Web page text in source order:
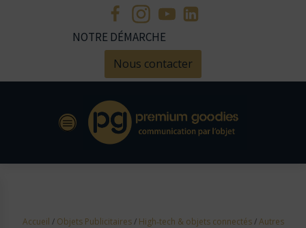
NOTRE DÉMARCHE
Nous contacter
Accueil / Objets Publicitaires/ High‑tech & objets connectés/Autres